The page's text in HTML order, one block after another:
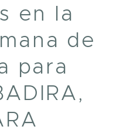
en la
de
para